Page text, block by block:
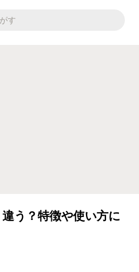
う？特徴や使い方に